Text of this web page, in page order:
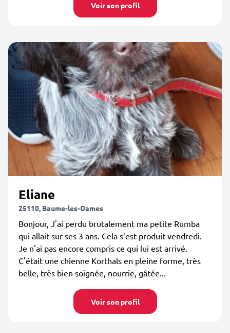
Voir son profil
Eliane
25110, Baume-les-Dames
Bonjour, J'ai perdu brutalement ma petite Rumba
qui allait sur ses 3 ans. Cela s'est produit vendredi.
Je n'ai pas encore compris ce qui lui est arrivé.
C'était une chienne Korthals en pleine forme, très
belle, très bien soignée, nourrie, gâtée...
Voir son profil